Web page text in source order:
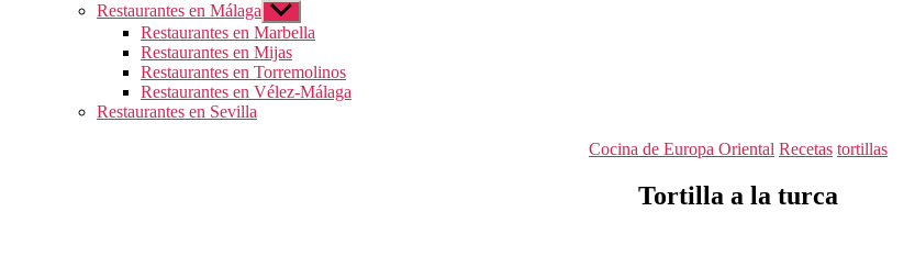
Restaurantes en Málaga Mostrar
el
submenú
Restaurantes en Marbella
Restaurantes en Mijas
Restaurantes en Torremolinos
Restaurantes en Vélez-Málaga
Restaurantes en Sevilla
Categorías
Cocina de Europa Oriental Recetas tortillas
Tortilla a la turca